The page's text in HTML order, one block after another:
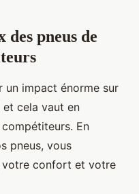
pneus de
un impact énorme sur
cela vaut en
En
pneus, vous
votre confort et votre